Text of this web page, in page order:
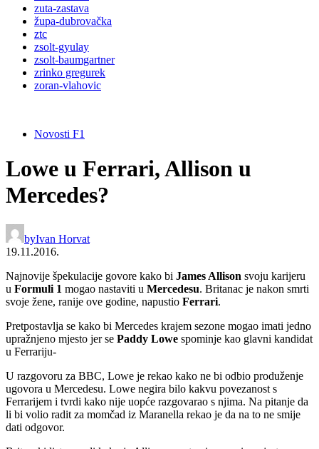
zuta-zastava
župa-dubrovačka
ztc
zsolt-gyulay
zsolt-baumgartner
zrinko gregurek
zoran-vlahovic
Novosti F1
Lowe u Ferrari, Allison u
Mercedes?
byIvan Horvat
19.11.2016.
Najnovije špekulacije govore kako bi James Allison svoju karijeru
u Formuli 1 mogao nastaviti u Mercedesu. Britanac je nakon smrti
svoje žene, ranije ove godine, napustio Ferrari.
Pretpostavlja se kako bi Mercedes krajem sezone mogao imati jedno
upražnjeno mjesto jer se Paddy Lowe spominje kao glavni kandidat
u Ferrariju-
U razgovoru za BBC, Lowe je rekao kako ne bi odbio produženje
ugovora u Mercedesu. Lowe negira bilo kakvu povezanost s
Ferrarijem i tvrdi kako nije uopće razgovarao s njima. Na pitanje da
li bi volio radit za momčad iz Maranella rekao je da na to ne smije
dati odgovor.